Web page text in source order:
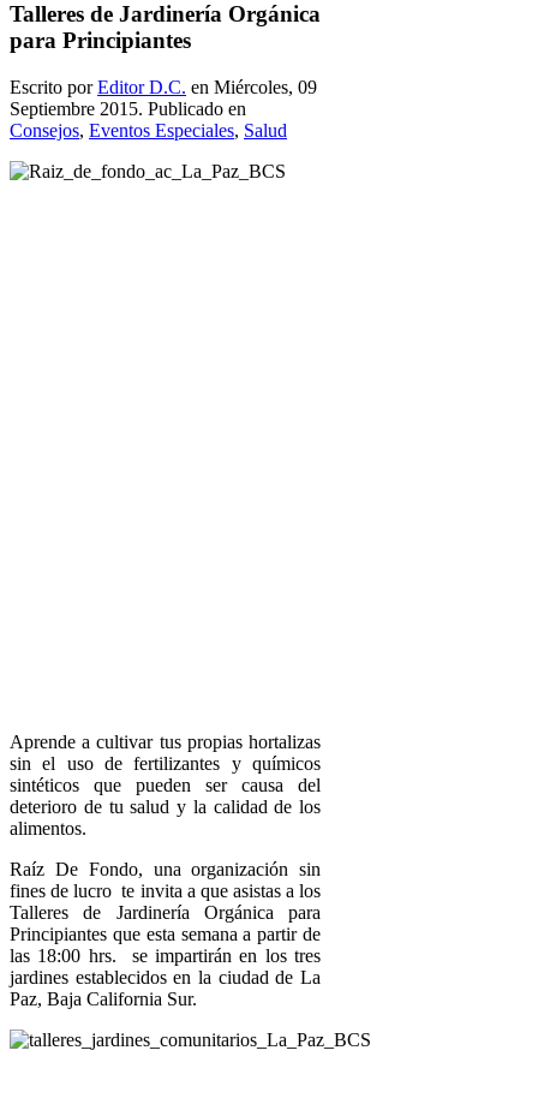
Talleres de Jardinería Orgánica
para Principiantes
Escrito porEditor D.C. en Miércoles, 09
Septiembre 2015. Publicado en
Consejos, Eventos Especiales, Salud
Aprende a cultivar tus propias hortalizas
sin el uso de fertilizantes y químicos
sintéticos que pueden ser causa del
deterioro de tu salud y la calidad de los
alimentos.
Raíz De Fondo, una organización sin
fines de lucro te invita a que asistas a los
Talleres de Jardinería Orgánica para
Principiantes que esta semana a partir de
las 18:00 hrs. se impartirán en los tres
jardines establecidos en la ciudad de La
Paz, Baja California Sur.